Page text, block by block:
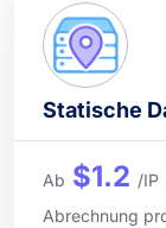
Statische
Ab $1.2 /IP
Abrechnung